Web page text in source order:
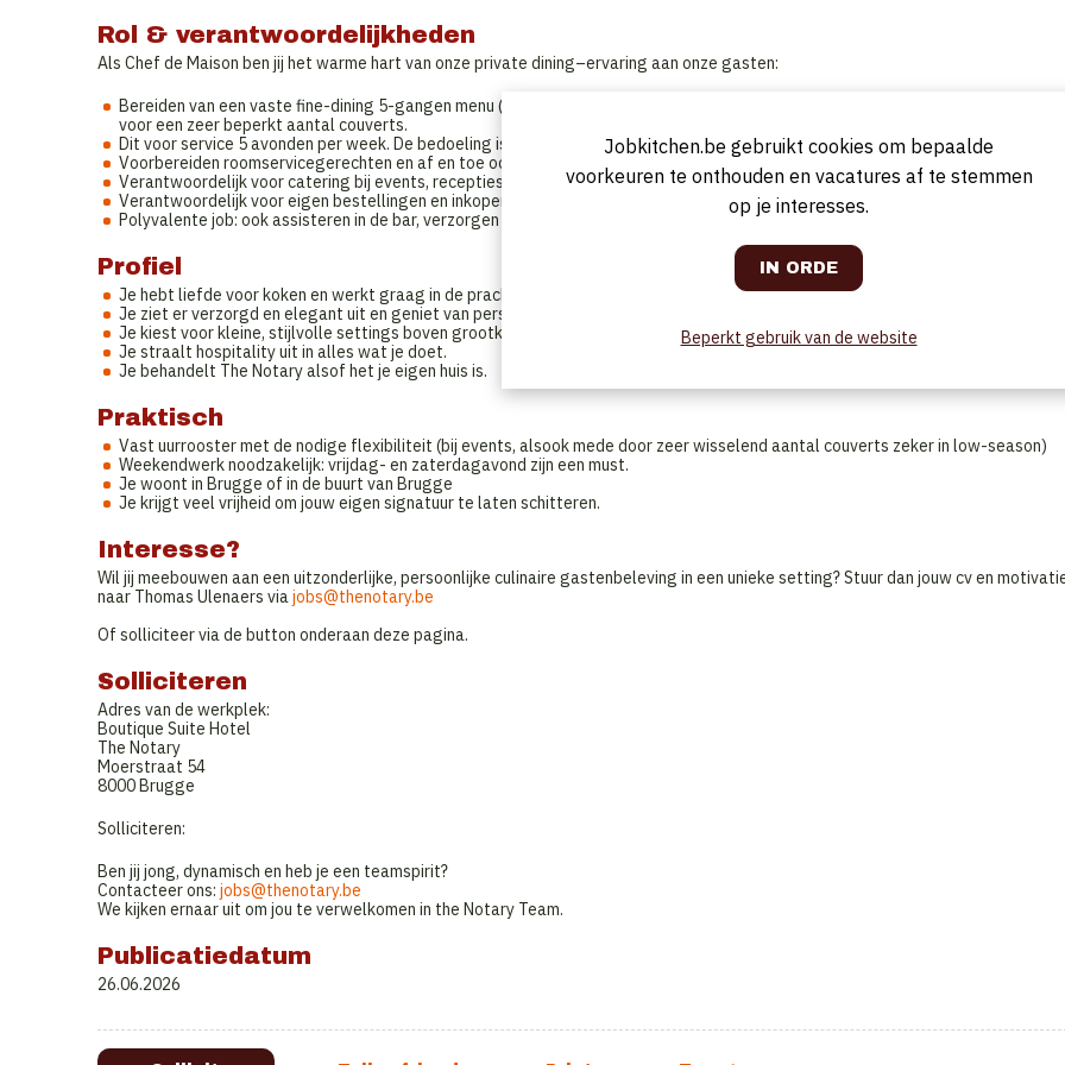
Rol & verantwoordelijkheden
Als Chef de Maison ben jij het warme hart van onze private dining–ervaring aan onze gasten:
Bereiden van een vaste fine-dining 5-gangen menu (wisselend elke maand), alsook een zeer beperkt aantal a-la-carte
voor een zeer beperkt aantal couverts.
Dit voor service 5 avonden per week. De bedoeling is om deze ook als "private chef" te presenteren en in te zetten aan tafel.
Voorbereiden roomservicegerechten en af en toe ook afternoon tea. (Delegeren naar de ontbijtchef toe).
Verantwoordelijk voor catering bij events, recepties en private dinings.
Verantwoordelijk voor eigen bestellingen en inkopen.
Polyvalente job: ook assisteren in de bar, verzorgen van welkomsthapjes,...
Profiel
Je hebt liefde voor koken en werkt graag in de prachtigste, weliswaar semi-professionele, keuken.
Je ziet er verzorgd en elegant uit en geniet van persoonlijk gastcontact.
Je kiest voor kleine, stijlvolle settings boven grootkeukenproductie.
Je straalt hospitality uit in alles wat je doet.
Je behandelt The Notary alsof het je eigen huis is.
Praktisch
Vast uurrooster met de nodige flexibiliteit (bij events, alsook mede door zeer wisselend aantal couverts zeker in low-season)
Weekendwerk noodzakelijk: vrijdag- en zaterdagavond zijn een must.
Je woont in Brugge of in de buurt van Brugge
Je krijgt veel vrijheid om jouw eigen signatuur te laten schitteren.
Interesse?
Wil jij meebouwen aan een uitzonderlijke, persoonlijke culinaire gastenbeleving in een unieke setting? Stuur dan jouw cv en
naar Thomas Ulenaers viajobs@thenotary.be
Of solliciteer via de button onderaan deze pagina.
Solliciteren
Adres van de werkplek:
Boutique Suite Hotel
The Notary
Moerstraat 54
8000 Brugge
Solliciteren:
Ben jij jong, dynamisch en heb je een teamspirit?
Contacteer ons: jobs@thenotary.be
We kijken ernaar uit om jou te verwelkomen in the Notary Team.
Publicatiedatum
26.06.2026
Jobkitchen.be gebruikt cookies om bepaalde
voorkeuren te onthouden en vacatures af te stemmen
op je interesses.
Beperkt gebruik van de website